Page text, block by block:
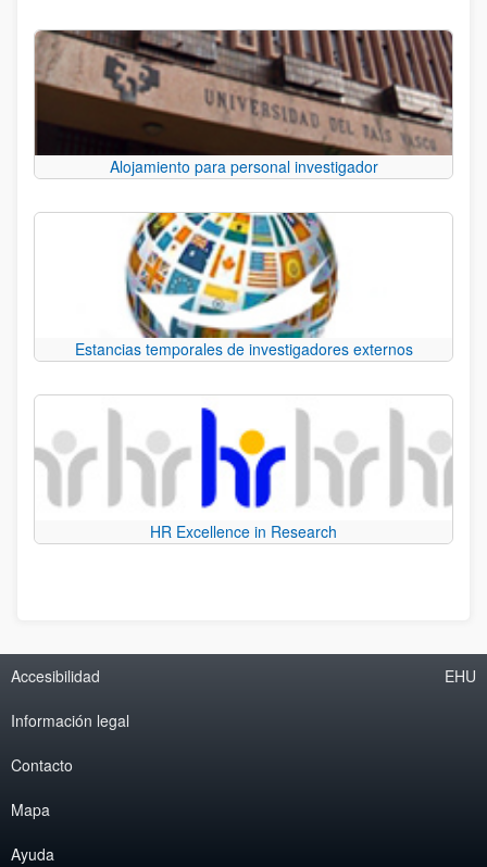
Alojamiento para personal investigador
Estancias temporales de investigadores externos
HR Excellence in Research
Accesibilidad
Información legal
Contacto
Mapa
Ayuda
EHU